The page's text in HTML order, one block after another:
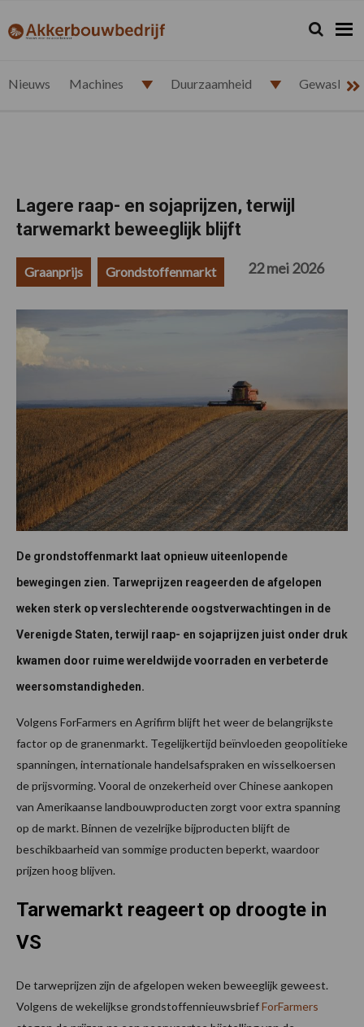
de
de
de
de
akkerbouwbedrijf.nl Zoeken...
Zoek
Nieuws Machines Duurzaamheid
Lagere raap- en sojaprijzen, terwijl
tarwemarkt beweeglijk blijft
Graanprijs Grondstoffenmarkt 22 mei 2026
De grondstoffenmarkt laat opnieuw uiteenlopende
bewegingen zien. Tarweprijzen reageerden de afgelopen
weken sterk op verslechterende oogstverwachtingen in de
Verenigde Staten, terwijl raap- en sojaprijzen juist onder druk
kwamen door ruime wereldwijde voorraden en verbeterde
weersomstandigheden.
Volgens ForFarmers en Agrifirm blijft het weer de belangrijkste
factor op de granenmarkt. Tegelijkertijd beïnvloeden geopolitieke
spanningen, internationale handelsafspraken en wisselkoersen
de prijsvorming. Vooral de onzekerheid over Chinese aankopen
van Amerikaanse landbouwproducten zorgt voor extra spanning
op de markt. Binnen de vezelrijke bijproducten blijft de
beschikbaarheid van sommige producten beperkt, waardoor
prijzen hoog blijven.
Tarwemarkt reageert op droogte in
VS
De tarweprijzen zijn de afgelopen weken beweeglijk geweest.
Volgens de wekelijkse grondstoffennieuwsbriefForFarmers